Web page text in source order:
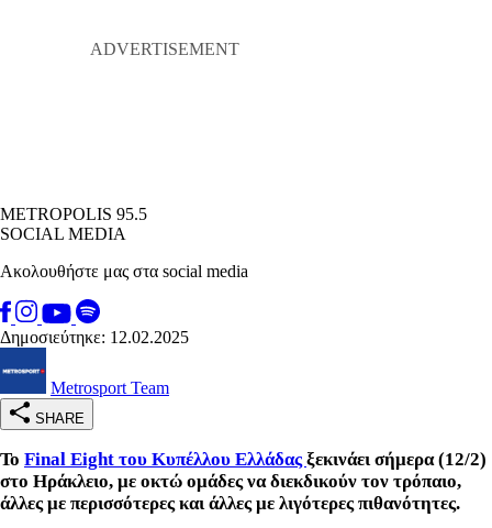
METROPOLIS 95.5
SOCIAL MEDIA
Ακολουθήστε μας στα social media
Δημοσιεύτηκε: 12.02.2025
Metrosport Team
SHARE
Το Final Eight του Κυπέλλου Ελλάδαςξεκινάει σήμερα (12/2)
στο Ηράκλειο, με οκτώ ομάδες να διεκδικούν τον τρόπαιο,
άλλες με περισσότερες και άλλες με λιγότερες πιθανότητες.